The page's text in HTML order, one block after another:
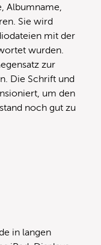
Albumname,
Sie wird
mit der
wurden.
zur
Die Schrift und
um den
noch gut zu
in langen